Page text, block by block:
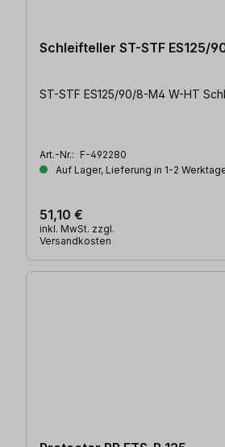
Schleifteller ST-STF ES125/
Art.-Nr.: F-492280
Auf Lager, Lieferung in 1-2
51,10 €
inkl. MwSt. zzgl.
Versandkosten